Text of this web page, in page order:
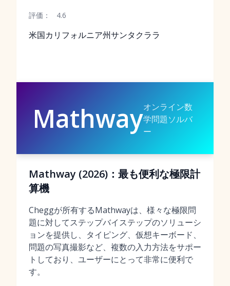
評価： 4.6
米国カリフォルニア州サンタクララ
Mathwayオンライン数
学問題ソルバ
ー
Mathway (2026)：最も便利な極限計
算機
Cheggが所有するMathwayは、様々な極限問
題に対してステップバイステップのソリューシ
ョンを提供し、タイピング、仮想キーボード、
問題の写真撮影など、複数の入力方法をサポー
トしており、ユーザーにとって非常に便利で
す。